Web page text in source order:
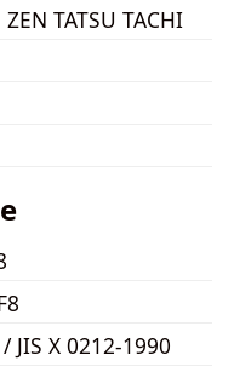
TATSU TACHI
JIS X 0212-1990